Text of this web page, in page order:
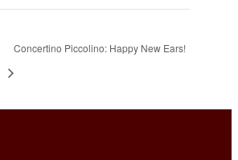
Concertino Piccolino: Happy New Ears!